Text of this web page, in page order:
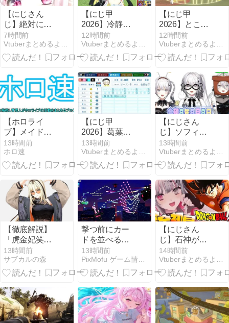
【にじさん
じ】絶対に呼
ばれたくない
企画を考える
樋口楓
7時間前
【にじ甲
2026】冷静に
考えるとなん
だこのえっっ
っな格好
12時間前
【にじ甲
2026】ところ
で野球って魔
法使うのOKな
んやっけ？
12時間前
【ホロライ
ブ】メイドイ
ンアビスまじ
か、カリオペ
すげえな
13時間前
ホロ速
【にじ甲
2026】葛葉に
対強打者がつ
いてるのはこ
のバグのせい
13時間前
【にじさん
じ】ソフィ
「８８８✨ ぞ
ろ目ってなん
か嬉しくなる
13時間前
【徹底解説】
「虎金妃笑
虎」の前世(中
の人)は葛西美
空？過去の炎
フィールまで
網羅！【こが
ねいにこ】
13時間前
サブカルの森
撃つ前にカー
ドを並べる弾
幕
STG『IKARUS』
早期アクセス
セールは8月21
日まで
13時間前
【にじさん
じ】石神がミ
ームを堪能し
とる
14時間前